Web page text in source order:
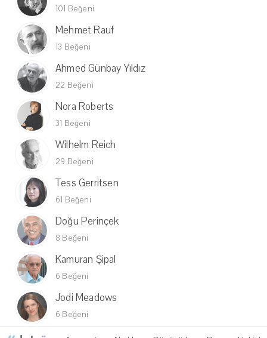
101 Beğeni
Mehmet Rauf
13 Beğeni
Ahmed Günbay Yıldız
22 Beğeni
Nora Roberts
31 Beğeni
Wilhelm Reich
29 Beğeni
Tess Gerritsen
61 Beğeni
Doğu Perinçek
8 Beğeni
Kamuran Şipal
6 Beğeni
Jodi Meadows
6 Beğeni